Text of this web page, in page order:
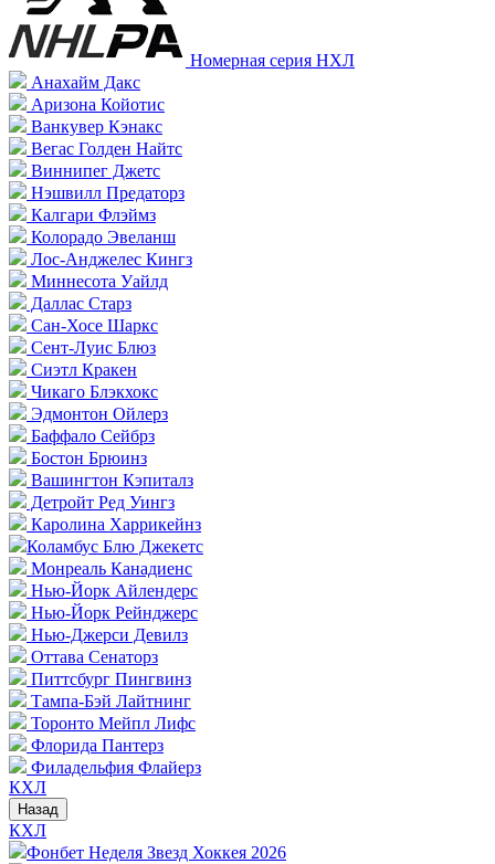
Номерная серия НХЛ
Анахайм Дакс
Аризона Койотис
Ванкувер Кэнакс
Вегас Голден Найтс
Виннипег Джетс
Нэшвилл Предаторз
Калгари Флэймз
Колорадо Эвеланш
Лос-Анджелес Кингз
Миннесота Уайлд
Даллас Старз
Сан-Хосе Шаркс
Сент-Луис Блюз
Сиэтл Кракен
Чикаго Блэкхокс
Эдмонтон Ойлерз
Баффало Сейбрз
Бостон Брюинз
Вашингтон Кэпиталз
Детройт Ред Уингз
Каролина Харрикейнз
Коламбус Блю Джекетс
Монреаль Канадиенс
Нью-Йорк Айлендерс
Нью-Йорк Рейнджерс
Нью-Джерси Девилз
Оттава Сенаторз
Питтсбург Пингвинз
Тампа-Бэй Лайтнинг
Торонто Мейпл Лифс
Флорида Пантерз
Филадельфия Флайерз
КХЛ
Назад
КХЛ
Фонбет Неделя Звезд Хоккея 2026